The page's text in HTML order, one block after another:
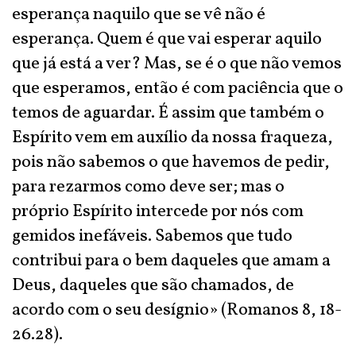
esperança naquilo que se vê não é
esperança. Quem é que vai esperar aquilo
que já está a ver? Mas, se é o que não vemos
que esperamos, então é com paciência que o
temos de aguardar. É assim que também o
Espírito vem em auxílio da nossa fraqueza,
pois não sabemos o que havemos de pedir,
para rezarmos como deve ser; mas o
próprio Espírito intercede por nós com
gemidos inefáveis. Sabemos que tudo
contribui para o bem daqueles que amam a
Deus, daqueles que são chamados, de
acordo com o seu desígnio» (Romanos 8, 18-
26.28).